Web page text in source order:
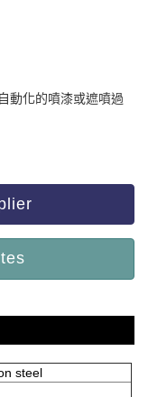
動化的噴漆或遮噴過
steel